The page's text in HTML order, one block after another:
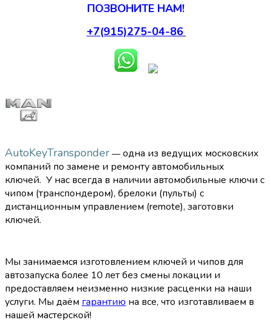
ПОЗВОНИТЕ НАМ!
+7(915)275-04-86
AutoKeyTransponder — одна из ведущих московских
компаний по замене и ремонту автомобильных
ключей. У нас всегда в наличии автомобильные ключи с
чипом (транспондером), брелоки (пульты) с
дистанционным управлением (remote), заготовки
ключей.
Мы занимаемся изготовлением ключей и чипов для
автозапуска более 10 лет без смены локации и
предоставляем неизменно низкие расценки на наши
услуги. Мы даём гарантию на все, что изготавливаем в
нашей мастерской!